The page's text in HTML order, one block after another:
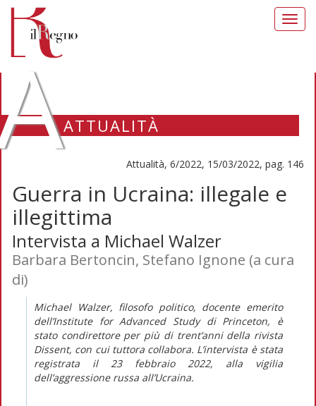
ATTUALITÀ
Attualità, 6/2022, 15/03/2022, pag. 146
Guerra in Ucraina: illegale e
illegittima
Intervista a Michael Walzer
Barbara Bertoncin, Stefano Ignone (a cura
di)
Michael Walzer, filosofo politico, docente emerito
dell’Institute for Advanced Study di Princeton, è
stato condirettore per più di trent’anni della rivista
Dissent, con cui tuttora collabora. L’intervista è stata
registrata il 23 febbraio 2022, alla vigilia
dell’aggressione russa all’Ucraina.